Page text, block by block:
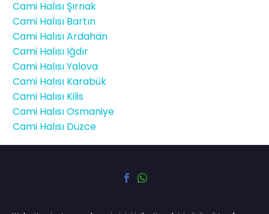
Cami Halısı Şırnak
Cami Halısı Bartın
Cami Halısı Ardahan
Cami Halısı Iğdır
Cami Halısı Yalova
Cami Halısı Karabük
Cami Halısı Kilis
Cami Halısı Osmaniye
Cami Halısı Düzce